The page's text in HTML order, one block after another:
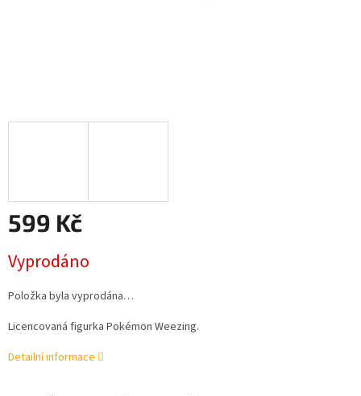
599 Kč
cena:
Vyprodáno
Položka byla vyprodána…
Licencovaná figurka Pokémon Weezing.
Detailní informace